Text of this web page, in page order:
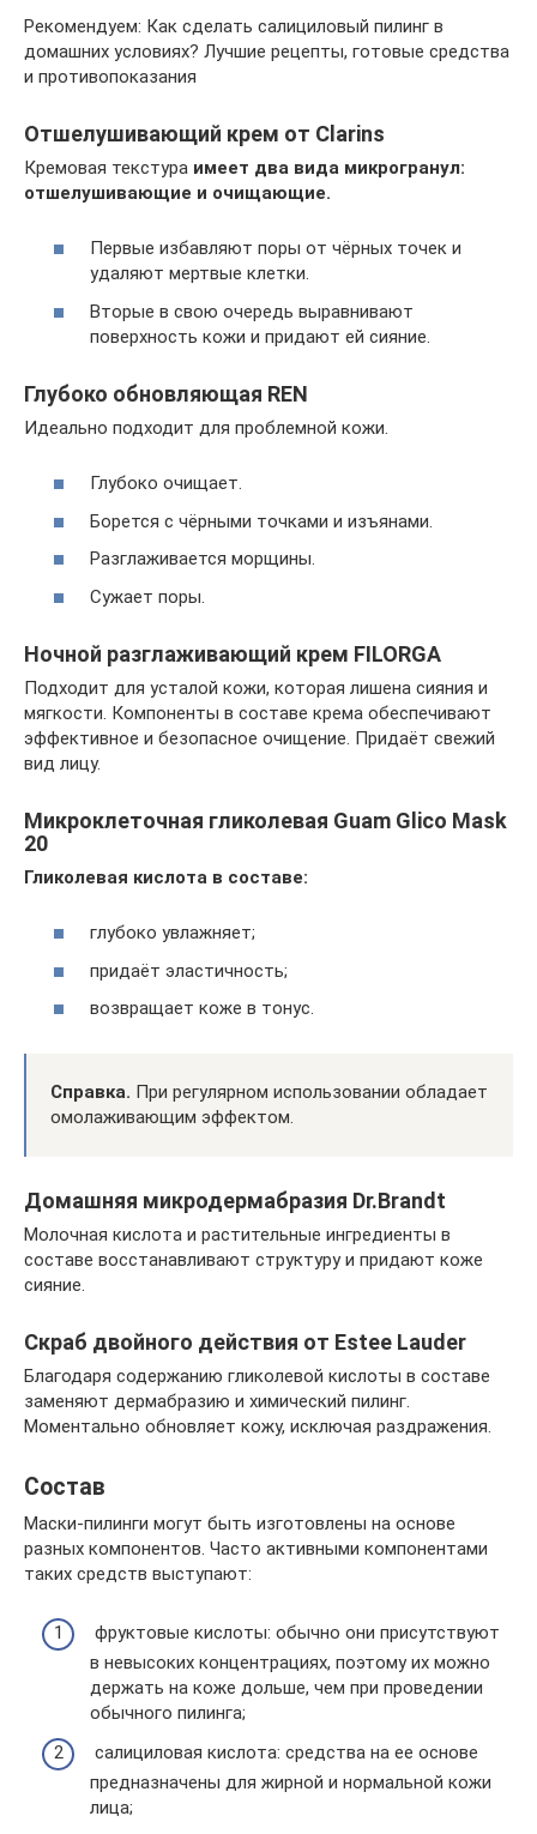
Рекомендуем: Как сделать салициловый пилинг в
домашних условиях? Лучшие рецепты, готовые средства
и противопоказания
Отшелушивающий крем от Clarins
Кремовая текстура имеет два вида микрогранул:
отшелушивающие и очищающие.
Первые избавляют поры от чёрных точек и
удаляют мертвые клетки.
Вторые в свою очередь выравнивают
поверхность кожи и придают ей сияние.
Глубоко обновляющая REN
Идеально подходит для проблемной кожи.
Глубоко очищает.
Борется с чёрными точками и изъянами.
Разглаживается морщины.
Сужает поры.
Ночной разглаживающий крем FILORGA
Подходит для усталой кожи, которая лишена сияния и
мягкости. Компоненты в составе крема обеспечивают
эффективное и безопасное очищение. Придаёт свежий
вид лицу.
Микроклеточная гликолевая Guam Glico Mask
20
Гликолевая кислота в составе:
глубоко увлажняет;
придаёт эластичность;
возвращает коже в тонус.
Справка. При регулярном использовании обладает
омолаживающим эффектом.
Домашняя микродермабразия Dr.Brandt
Молочная кислота и растительные ингредиенты в
составе восстанавливают структуру и придают коже
сияние.
Скраб двойного действия от Estee Lauder
Благодаря содержанию гликолевой кислоты в составе
заменяют дермабразию и химический пилинг.
Моментально обновляет кожу, исключая раздражения.
Состав
Маски-пилинги могут быть изготовлены на основе
разных компонентов. Часто активными компонентами
таких средств выступают:
фруктовые кислоты: обычно они присутствуют
в невысоких концентрациях, поэтому их можно
держать на коже дольше, чем при проведении
обычного пилинга;
салициловая кислота: средства на ее основе
предназначены для жирной и нормальной кожи
лица;